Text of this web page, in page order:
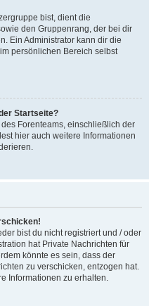
bist, dient die
den Gruppenrang, der bei dir
Ein Administrator kann dir die
persönlichen Bereich selbst
Startseite?
Forenteams, einschließlich der
hier auch weitere Informationen
bist du nicht registriert und / oder
hat Private Nachrichten für
könnte es sein, dass der
zu verschicken, entzogen hat.
Informationen zu erhalten.